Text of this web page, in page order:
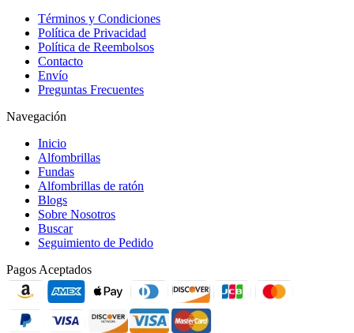
Términos y Condiciones
Política de Privacidad
Política de Reembolsos
Contacto
Envío
Preguntas Frecuentes
Navegación
Inicio
Alfombrillas
Fundas
Alfombrillas de ratón
Blogs
Sobre Nosotros
Buscar
Seguimiento de Pedido
Pagos Aceptados